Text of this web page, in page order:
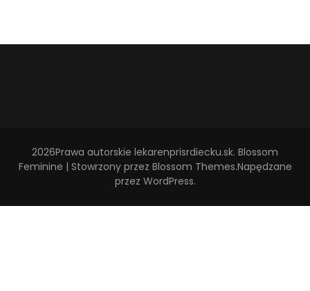
2026Prawa autorskie lekarenprisrdiecku.sk. Blossom
Feminine | Stowrzony przez Blossom Themes.Napędzane
przez WordPress.